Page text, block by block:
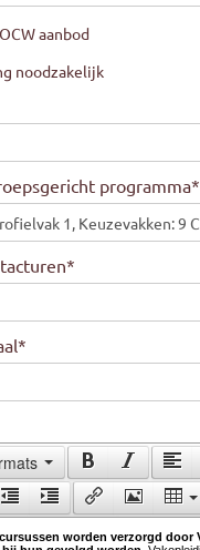
aanbod
noodzakelijk
programma*
*
*